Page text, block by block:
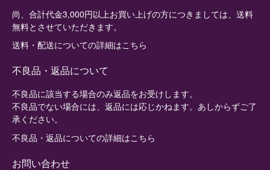
尚、合計代金3,000円以上お買い上げの方につきましては、送料
無料とさせていただきます。
送料・配送についての詳細はこちら
不良品・返品について
不良品に該当する場合のみ返品をお受けします。
不良品でない場合には、返品には応じかねます。あしからずご了
承ください。
不良品・返品についての詳細はこちら
お問い合わせ